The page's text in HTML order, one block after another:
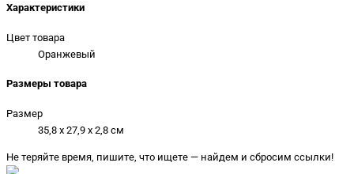
Характеристики
Цвет товара
Оранжевый
Размеры товара
Размер
35,8 x 27,9 x 2,8 см
Не теряйте время, пишите, что ищете — найдем и сбросим ссылки!